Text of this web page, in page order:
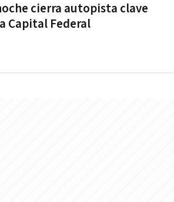
cierra autopista clave
Capital Federal